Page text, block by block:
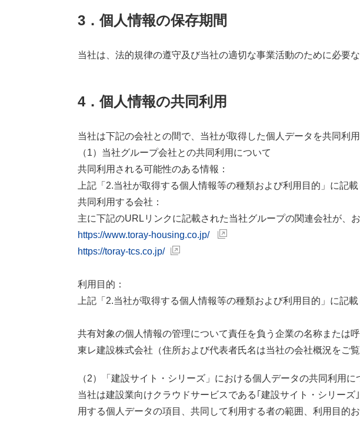
3．個人情報の保存期間
当社は、法的規律の遵守及び当社の適切な事業活動のために必要
4．個人情報の共同利用
当社は下記の会社との間で、当社が取得した個人データを共同利
（1）当社グループ会社との共同利用について
共同利用される可能性のある情報：
上記「2.当社が取得する個人情報等の種類および利用目的」に記
共同利用する会社：
主に下記のURLリンクに記載された当社グループの関連会社が、
https://www.toray-housing.co.jp/
https://toray-tcs.co.jp/
利用目的：
上記「2.当社が取得する個人情報等の種類および利用目的」に記
共有対象の個人情報の管理について責任を負う企業の名称または
東レ建設株式会社（住所および代表者氏名は当社の会社概況をご覧
（2）「建設サイト・シリーズ」における個人データの共同利用に
当社は建設業向けクラウドサービスである｢建設サイト・シリー
用する個人データの項目、共同して利用する者の範囲、利用目的